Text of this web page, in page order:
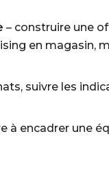
– construire une
en magasin,
suivre les
à encadrer une